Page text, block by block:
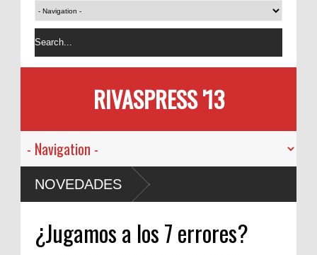
RIVASPRESS '13
NOVEDADES
¿Jugamos a los 7 errores?